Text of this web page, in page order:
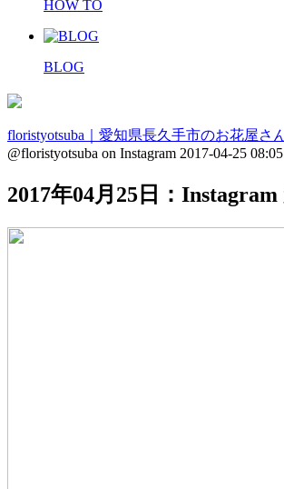
HOW TO
BLOG
floristyotsuba｜愛知県長久手市のお花屋さ
@floristyotsuba on Instagram 2017-04-25
2017年04月25日：